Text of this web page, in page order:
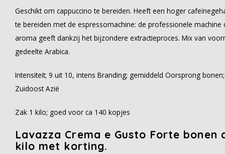
Geschikt om cappuccino te bereiden. Heeft een hoger
te bereiden met de espressomachine: de professionele
aroma geeft dankzij het bijzondere extractieproces. Mix van
gedeelte Arabica.
Intensiteit; 9 uit 10, intens Branding; gemiddeld Oorsprong
Zuidoost Azië
Zak 1 kilo; goed voor ca 140 kopjes
Lavazza Crema e Gusto Forte bonen
kilo met korting.